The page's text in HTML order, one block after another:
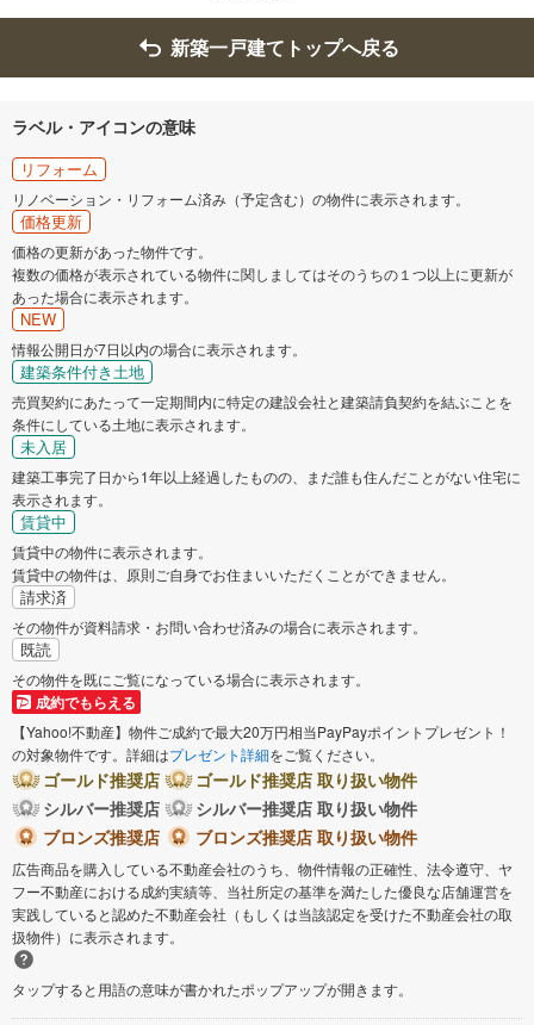
新築一戸建てトップへ戻る
ラベル・アイコンの意味
リフォーム
リノベーション・リフォーム済み（予定含む）の物件に表示されます。
価格更新
価格の更新があった物件です。
複数の価格が表示されている物件に関しましてはそのうちの１つ以上に更新が
あった場合に表示されます。
NEW
情報公開日が7日以内の場合に表示されます。
建築条件付き土地
売買契約にあたって一定期間内に特定の建設会社と建築請負契約を結ぶことを
条件にしている土地に表示されます。
未入居
建築工事完了日から1年以上経過したものの、まだ誰も住んだことがない住宅に
表示されます。
賃貸中
賃貸中の物件に表示されます。
賃貸中の物件は、原則ご自身でお住まいいただくことができません。
請求済
その物件が資料請求・お問い合わせ済みの場合に表示されます。
既読
その物件を既にご覧になっている場合に表示されます。
成約でもらえる
【Yahoo!不動産】物件ご成約で最大20万円相当PayPayポイントプレゼント！
の対象物件です。詳細はプレゼント詳細をご覧ください。
ゴールド推奨店
ゴールド推奨店 取り扱い物件
シルバー推奨店
シルバー推奨店 取り扱い物件
ブロンズ推奨店
ブロンズ推奨店 取り扱い物件
広告商品を購入している不動産会社のうち、物件情報の正確性、法令遵守、ヤ
フー不動産における成約実績等、当社所定の基準を満たした優良な店舗運営を
実践していると認めた不動産会社（もしくは当該認定を受けた不動産会社の取
扱物件）に表示されます。
タップすると用語の意味が書かれたポップアップが開きます。